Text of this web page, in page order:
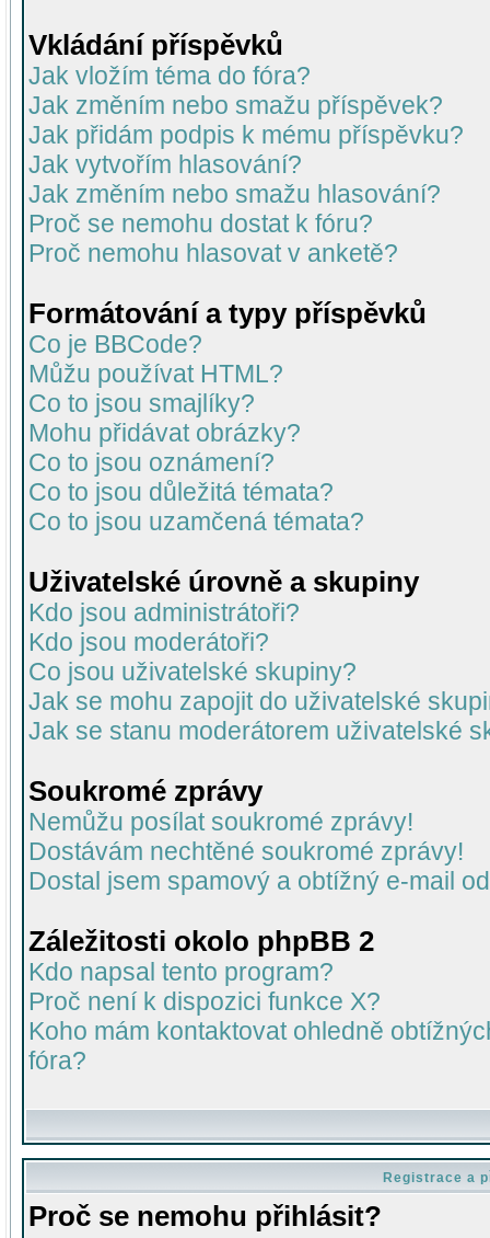
Vkládání příspěvků
Jak vložím téma do fóra?
Jak změním nebo smažu příspěvek?
Jak přidám podpis k mému příspěvku?
Jak vytvořím hlasování?
Jak změním nebo smažu hlasování?
Proč se nemohu dostat k fóru?
Proč nemohu hlasovat v anketě?
Formátování a typy příspěvků
Co je BBCode?
Můžu používat HTML?
Co to jsou smajlíky?
Mohu přidávat obrázky?
Co to jsou oznámení?
Co to jsou důležitá témata?
Co to jsou uzamčená témata?
Uživatelské úrovně a skupiny
Kdo jsou administrátoři?
Kdo jsou moderátoři?
Co jsou uživatelské skupiny?
Jak se mohu zapojit do uživatelské
Jak se stanu moderátorem uživatelské
Soukromé zprávy
Nemůžu posílat soukromé zprávy!
Dostávám nechtěné soukromé zprávy!
Dostal jsem spamový a obtížný e-mail
Záležitosti okolo phpBB 2
Kdo napsal tento program?
Proč není k dispozici funkce X?
Koho mám kontaktovat ohledně
fóra?
Registrace a
Proč se nemohu přihlásit?